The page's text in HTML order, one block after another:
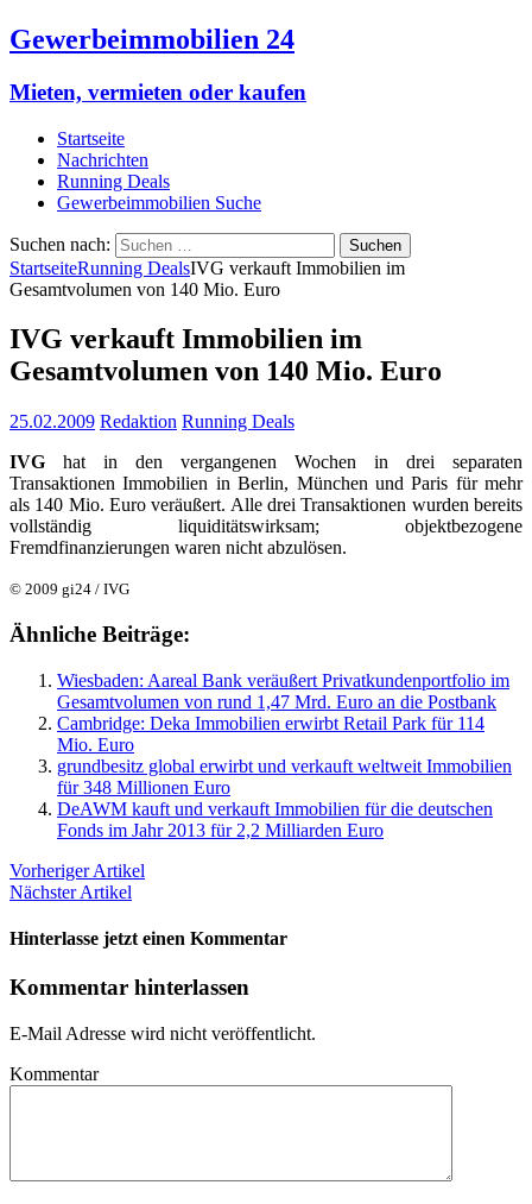
Gewerbeimmobilien 24
Mieten, vermieten oder kaufen
Startseite
Nachrichten
Running Deals
Gewerbeimmobilien Suche
Suchen nach:
StartseiteRunning DealsIVG verkauft Immobilien im
Gesamtvolumen von 140 Mio. Euro
IVG verkauft Immobilien im
Gesamtvolumen von 140 Mio. Euro
25.02.2009 Redaktion Running Deals
IVG hat in den vergangenen Wochen in drei separaten
Transaktionen Immobilien in Berlin, München und Paris für mehr
als 140 Mio. Euro veräußert. Alle drei Transaktionen wurden bereits
vollständig liquiditätswirksam; objektbezogene
Fremdfinanzierungen waren nicht abzulösen.
© 2009 gi24 / IVG
Ähnliche Beiträge:
Wiesbaden: Aareal Bank veräußert Privatkundenportfolio im
Gesamtvolumen von rund 1,47 Mrd. Euro an die Postbank
Cambridge: Deka Immobilien erwirbt Retail Park für 114
Mio. Euro
grundbesitz global erwirbt und verkauft weltweit Immobilien
für 348 Millionen Euro
DeAWM kauft und verkauft Immobilien für die deutschen
Fonds im Jahr 2013 für 2,2 Milliarden Euro
Vorheriger Artikel
Nächster Artikel
Hinterlasse jetzt einen Kommentar
Kommentar hinterlassen
E-Mail Adresse wird nicht veröffentlicht.
Kommentar